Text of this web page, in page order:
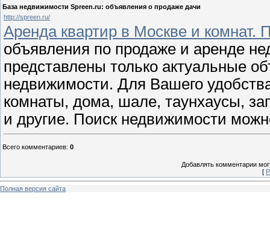
База недвижимости Spreen.ru: объявления о продаже дачи
http://spreen.ru/
Аренда квартир в Москве и комнат.
объявления по продаже и аренде
представлены только актуальные
недвижимости. Для Вашего
комнаты, дома, шале, таунхаусы,
и другие. Поиск недвижимости
Всего комментариев: 0
Добавлять комментарии
[
Полная версия сайта